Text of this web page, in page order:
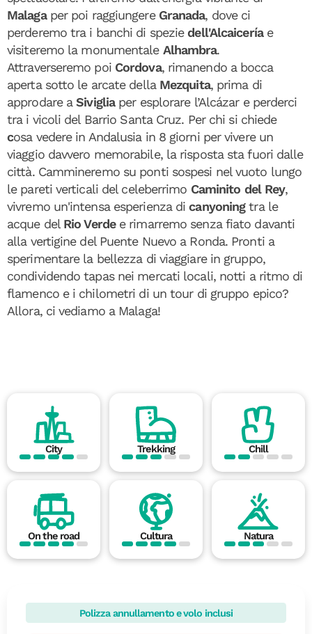
Malaga per poi raggiungere Granada, dove ci
perderemo tra i banchi di speziedell'Alcaicería e
visiteremo la monumentale Alhambra.
Attraverseremo poi Cordova, rimanendo a bocca
aperta sotto le arcate della Mezquita, prima di
approdare aSiviglia per esplorare l’Alcázar e perderci
tra i vicoli del Barrio Santa Cruz. Per chi si chiede
cosa vedere in Andalusia in 8 giorni per vivere un
viaggio davvero memorabile, la risposta sta fuori dalle
città. Cammineremo su ponti sospesi nel vuoto lungo
le pareti verticali del celeberrimo Caminito del Rey,
vivremo un'intensa esperienza dicanyoningtra le
acque del Rio Verdee rimarremo senza fiato davanti
alla vertigine del Puente Nuevo a Ronda. Pronti a
sperimentare la bellezza di viaggiare in gruppo,
condividendo tapas nei mercati locali, notti a ritmo di
flamenco e i chilometri di un tour di gruppo epico?
Allora, ci vediamo a Malaga!
City Trekking Chill
On the road Cultura Natura
Polizza annullamento e volo inclusi